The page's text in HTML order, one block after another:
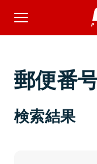
郵便番
検索結果